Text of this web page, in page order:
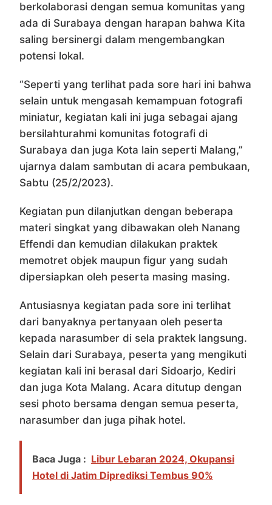
berkolaborasi dengan semua komunitas yang
ada di Surabaya dengan harapan bahwa Kita
saling bersinergi dalam mengembangkan
potensi lokal.
“Seperti yang terlihat pada sore hari ini bahwa
selain untuk mengasah kemampuan fotografi
miniatur, kegiatan kali ini juga sebagai ajang
bersilahturahmi komunitas fotografi di
Surabaya dan juga Kota lain seperti Malang,”
ujarnya dalam sambutan di acara pembukaan,
Sabtu (25/2/2023).
Kegiatan pun dilanjutkan dengan beberapa
materi singkat yang dibawakan oleh Nanang
Effendi dan kemudian dilakukan praktek
memotret objek maupun figur yang sudah
dipersiapkan oleh peserta masing masing.
Antusiasnya kegiatan pada sore ini terlihat
dari banyaknya pertanyaan oleh peserta
kepada narasumber di sela praktek langsung.
Selain dari Surabaya, peserta yang mengikuti
kegiatan kali ini berasal dari Sidoarjo, Kediri
dan juga Kota Malang. Acara ditutup dengan
sesi photo bersama dengan semua peserta,
narasumber dan juga pihak hotel.
Baca Juga : Libur Lebaran 2024, Okupansi
Hotel di Jatim Diprediksi Tembus 90%